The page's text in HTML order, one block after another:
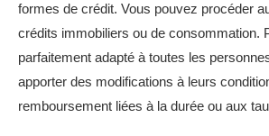
formes de crédit. Vous pouvez procéder
crédits immobiliers ou de consommation.
parfaitement adapté à toutes les
apporter des modifications à leurs
remboursement liées à la durée ou aux